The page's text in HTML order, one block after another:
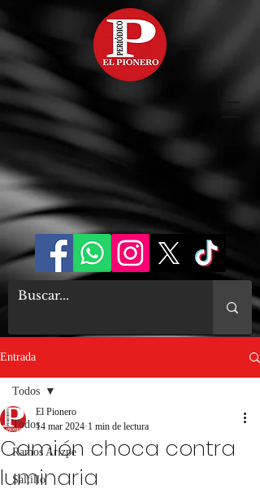
Entrada
Todos
Ramos Arizpe
Saltillo
Todos
Camión choca contra
luminaria
El Pionero
14 mar 2024 1 min de lectura